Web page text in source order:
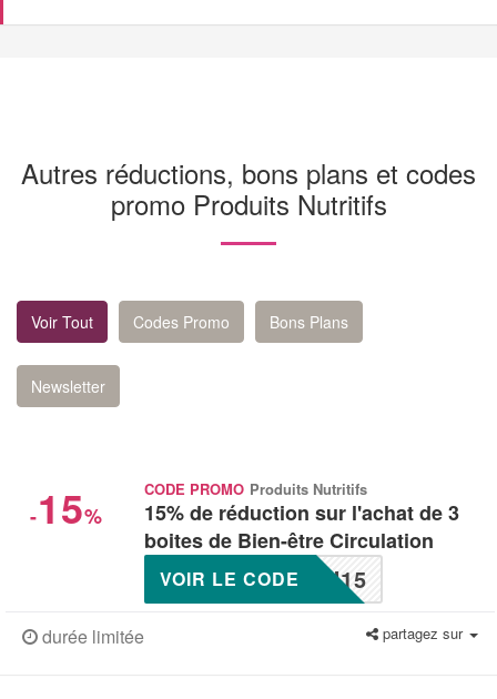
Autres réductions, bons plans et codes
promo Produits Nutritifs
Voir Tout Codes Promo Bons Plans
Newsletter
-15%
CODE PROMO Produits Nutritifs
15% de réduction sur l'achat de 3
boites de Bien-être Circulation
U15
VOIR LE CODE
durée limitée partagez sur